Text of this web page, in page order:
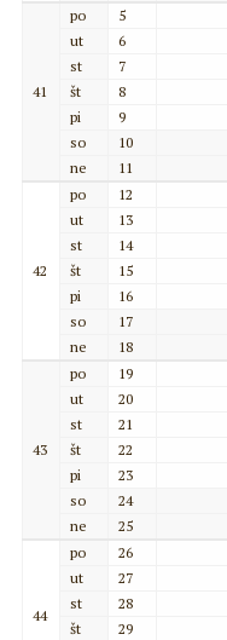
41
po
5
ut
6
st
7
št
8
pi
9
so
10
ne
11
42
po
12
ut
13
st
14
št
15
pi
16
so
17
ne
18
43
po
19
ut
20
st
21
št
22
pi
23
so
24
ne
25
44
po
26
ut
27
st
28
št
29